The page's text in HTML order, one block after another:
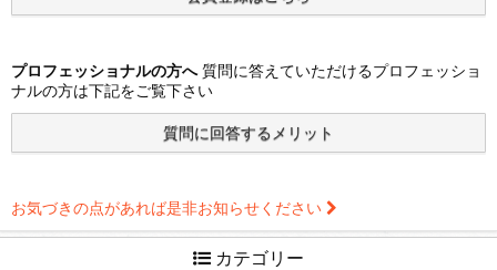
プロフェッショナルの方へ質問に答えていただけるプロフェッショ
ナルの方は下記をご覧下さい
お気づきの点があれば是非お知らせください
カテゴリー